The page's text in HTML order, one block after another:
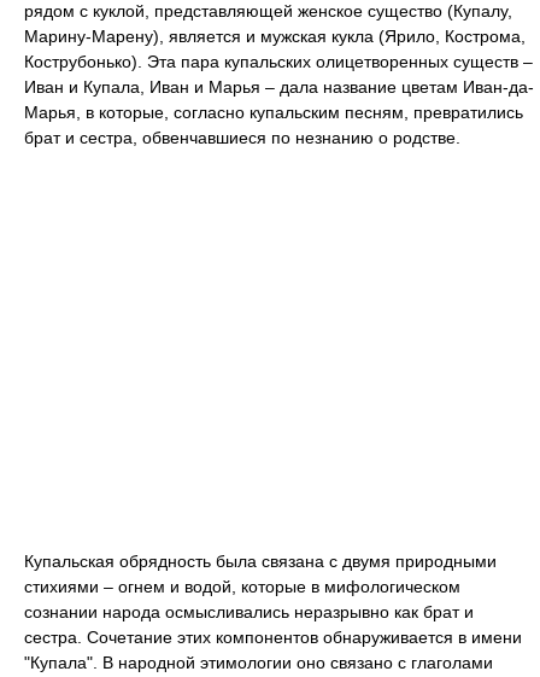
рядом с куклой, представляющей женское существо (Купалу,
Марину-Марену), является и мужская кукла (Ярило, Кострома,
Кострубонько). Эта пара купальских олицетворенных существ –
Иван и Купала, Иван и Марья – дала название цветам Иван-да-
Марья, в которые, согласно купальским песням, превратились
брат и сестра, обвенчавшиеся по незнанию о родстве.
Купальская обрядность была связана с двумя природными
стихиями – огнем и водой, которые в мифологическом
сознании народа осмысливались неразрывно как брат и
сестра. Сочетание этих компонентов обнаруживается в имени
"Купала". В народной этимологии оно связано с глаголами